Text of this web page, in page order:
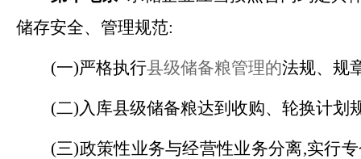
储存安全、管理规范:
(一)严格执行县级储备粮管理的法规、规
(二)入库县级储备粮达到收购、轮换计划
(三)政策性业务与经营性业务分离,实行